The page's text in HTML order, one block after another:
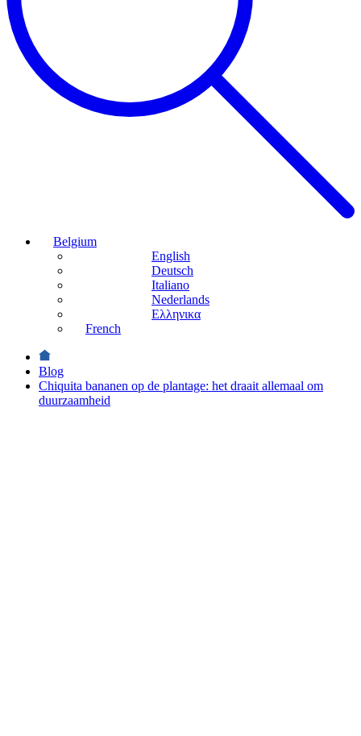
Belgium
English
Deutsch
Italiano
Nederlands
Ελληνικα
French
Blog
Chiquita bananen op de plantage: het draait allemaal om
duurzaamheid